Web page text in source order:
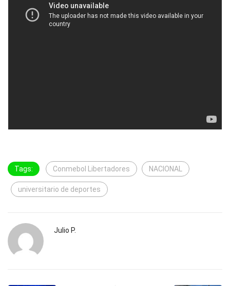
Tags: Conmebol Libertadores NACIONAL
universitario de deportes
Julio P.